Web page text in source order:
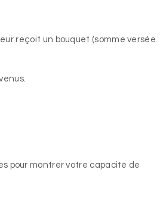
reçoit un bouquet (somme versée
pour montrer votre capacité de